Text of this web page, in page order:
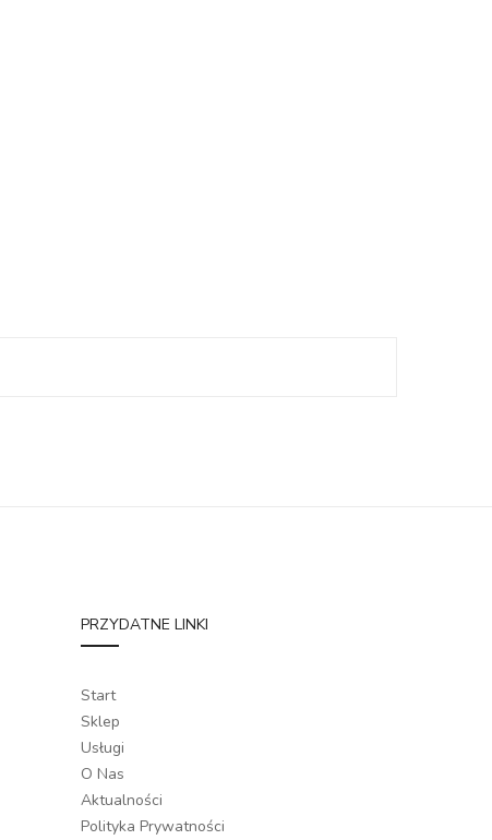
PRZYDATNE LINKI
Start
Sklep
Usługi
O Nas
Aktualności
Polityka Prywatności